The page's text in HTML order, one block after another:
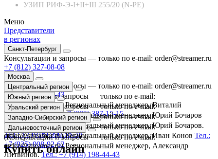
УЗИП РИФ-Э-I+II+III 255/20 (N-PE)
Меню
Представители
в регионах
Санкт-Петербург
Консультации и запросы — только по e-mail: order@streamer.ru
+7 (812) 327-08-08
Москва
Консультации и запросы — только по e-mail: order@streamer.ru
+7 (495) 987-44-43
Центральный регион
(Консультации и запросы — только по e-mail:
order@streamer.ru) Региональный менеджер, Виталий
Мельников.Тел.: +7 (985) 387-15-15
Южный регион
(Консультации и запросы — только по e-mail:
order@streamer.ru) Региональный менеджер, Юрий Бочаров
Тел.: +7 (916) 990-55-38
Уральский регион
(Консультации и запросы — только по e-mail:
order@streamer.ru) Региональный менеджер, Юрий Бочаров.
Тел.: +7 (916) 990-55-38
Западно-Сибирский регион
(Консультации и запросы — только по e-mail:
order@streamer.ru) Региональный менеджер, Иван Конов Тел.:
+7 (925) 008-92-62
Дальневосточный регион
(Консультации и запросы — только по e-mail:
order@streamer.ru) Региональный менеджер, Александр
Литвинов.Тел.: +7 (914) 198-44-43
Купить онлайн